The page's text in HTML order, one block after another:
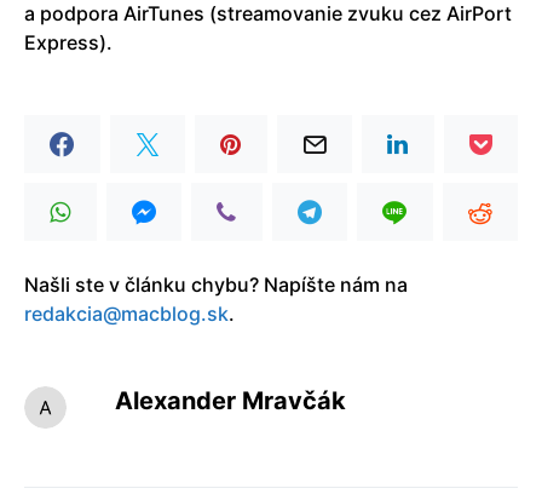
a podpora AirTunes (streamovanie zvuku cez AirPort
Express).
Našli ste v článku chybu? Napíšte nám na
redakcia@macblog.sk.
Alexander Mravčák